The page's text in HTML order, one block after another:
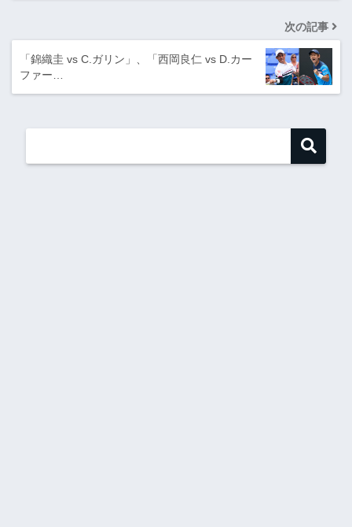
次の記事
「錦織圭 vs C.ガリン」、「西岡良仁 vs D.カー
ファー…